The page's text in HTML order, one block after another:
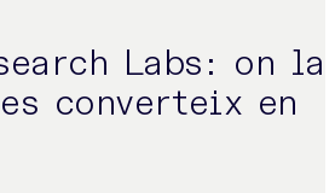
Labs: on la
converteix en